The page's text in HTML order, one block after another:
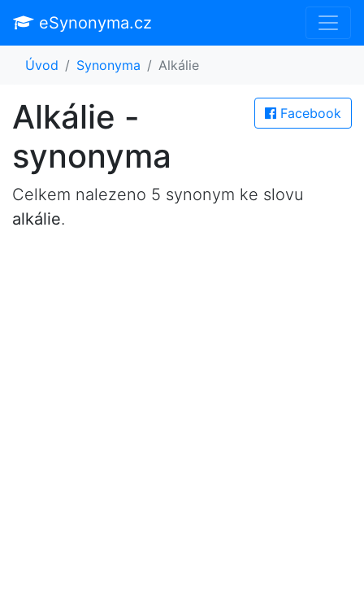
eSynonyma.cz
Úvod Synonyma Alkálie
Facebook
Alkálie -
synonyma
Celkem nalezeno 5 synonym ke slovu
alkálie.